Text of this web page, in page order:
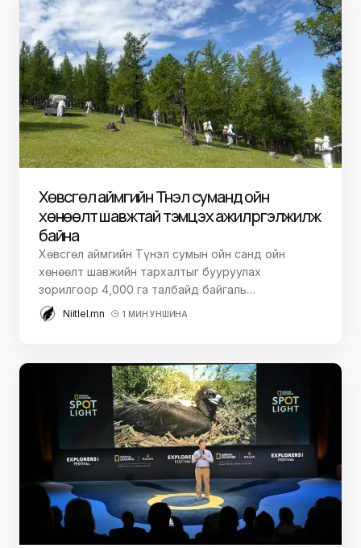
Хөвсгөл аймгийн Түнэл суманд ойн
хөнөөлт шавжтай тэмцэх ажил үргэлжилж
байна
Хөвсгөл аймгийн Түнэл сумын ойн санд ойн
хөнөөлт шавжийн тархалтыг бууруулах
зорилгоор 4,000 га талбайд байгаль…
Niitlel.mn 1 МИН УНШИНА